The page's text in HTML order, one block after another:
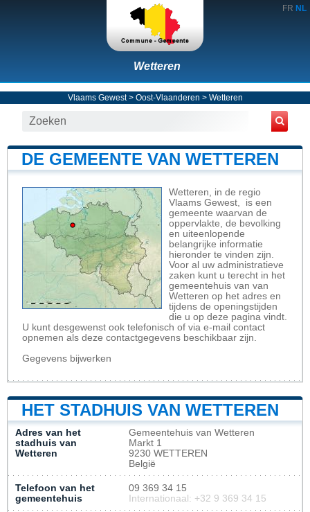
FR NL
Wetteren
Vlaams Gewest> Oost-Vlaanderen > Wetteren
DE GEMEENTE VAN WETTEREN
Wetteren, in de regio
Vlaams Gewest, is een
gemeente waarvan de
oppervlakte, de bevolking
en uiteenlopende
belangrijke informatie
hieronder te vinden zijn.
Voor al uw administratieve
zaken kunt u terecht in het
gemeentehuis van van
Wetteren op het adres en
tijdens de openingstijden
die u op deze pagina vindt.
U kunt desgewenst ook telefonisch of via e-mail contact
opnemen als deze contactgegevens beschikbaar zijn.
Gegevens bijwerken
HET STADHUIS VAN WETTEREN
Adres van het
stadhuis van
Wetteren
Gemeentehuis van Wetteren
Markt 1
9230 WETTEREN
België
Telefoon van het
gemeentehuis
09 369 34 15
Internationaal: +32 9 369 34 15